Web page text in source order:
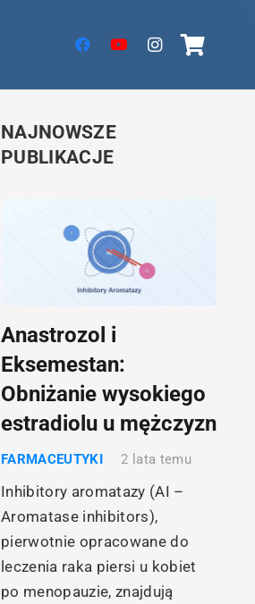
NAJNOWSZE
PUBLIKACJE
Anastrozol i
Eksemestan:
Obniżanie wysokiego
estradiolu u mężczyzn
FARMACEUTYKI 2 lata temu
Inhibitory aromatazy (AI –
Aromatase inhibitors),
pierwotnie opracowane do
leczenia raka piersi u kobiet
po menopauzie, znajdują